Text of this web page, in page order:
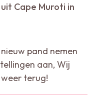
Cape Muroti in
pand nemen
aan, Wij
terug!